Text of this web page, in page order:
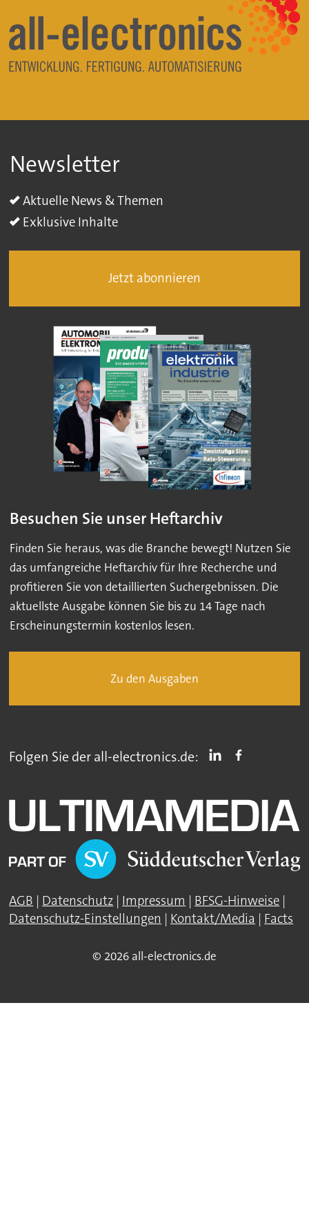
Newsletter
Aktuelle News & Themen
Exklusive Inhalte
Jetzt abonnieren
Besuchen Sie unser Heftarchiv
Finden Sie heraus, was die Branche bewegt! Nutzen Sie
das umfangreiche Heftarchiv für Ihre Recherche und
profitieren Sie von detaillierten Suchergebnissen. Die
aktuellste Ausgabe können Sie bis zu 14 Tage nach
Erscheinungstermin kostenlos lesen.
Zu den Ausgaben
Folgen Sie der all-electronics.de:
AGB Datenschutz Impressum BFSG-Hinweise
Datenschutz-Einstellungen
Kontakt/Media Facts
© 2026 all-electronics.de